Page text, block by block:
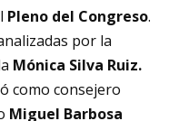
Pleno del Congreso.
por la
Mónica Silva Ruiz.
como consejero
Miguel Barbosa